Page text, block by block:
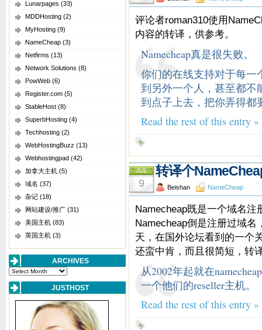
Lunarpages (33)
MDDHosting (2)
MyHosting (9)
NameCheap (3)
Netfirms (13)
Network Solutions (8)
PowWeb (6)
Register.com (5)
StableHost (8)
SuperbHosting (4)
Techhosting (2)
WebHostingBuzz (13)
Webhostingpad (42)
加拿大主机 (5)
域名 (37)
杂记 (18)
网站建设/推广 (31)
美国主机 (83)
英国主机 (3)
ARCHIVES
Archives
JUSTHOST
评论者roman310使用
内容的转译，供参考。
Namecheap真是很失败。
你们的在线支持对于每一
到另外一个人，甚至都不
到点子上去，把你弄得都
Read the rest of this entry »
JUL
9
转译个
Beishan NameCheap
Namecheap既是一个域名
Namecheap倒是注册过域
天，在国外论坛看到的一个
还蛮中肯，而且很简短，转
从2002年起就在
一个他们的reseller主机。
Read the rest of this entry »